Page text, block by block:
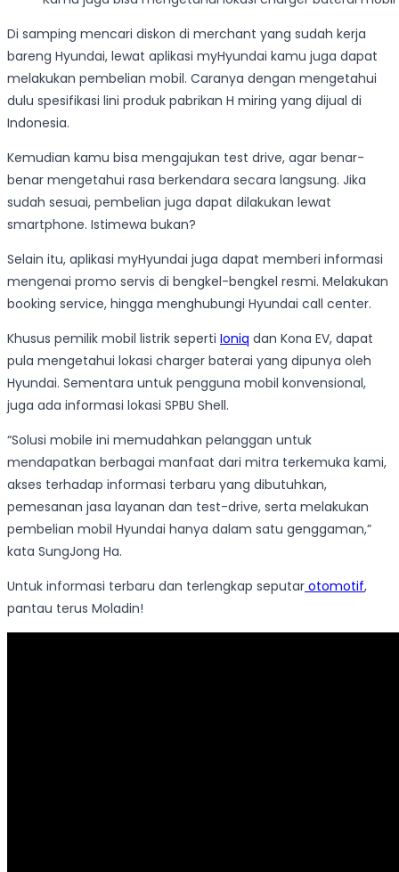
Di samping mencari diskon di merchant yang sudah kerja
bareng Hyundai, lewat aplikasi myHyundai kamu juga dapat
melakukan pembelian mobil. Caranya dengan mengetahui
dulu spesifikasi lini produk pabrikan H miring yang dijual di
Indonesia.
Kemudian kamu bisa mengajukan test drive, agar benar-
benar mengetahui rasa berkendara secara langsung. Jika
sudah sesuai, pembelian juga dapat dilakukan lewat
smartphone. Istimewa bukan?
Selain itu, aplikasi myHyundai juga dapat memberi informasi
mengenai promo servis di bengkel-bengkel resmi. Melakukan
booking service, hingga menghubungi Hyundai call center.
Khusus pemilik mobil listrik seperti Ioniq dan Kona EV, dapat
pula mengetahui lokasi charger baterai yang dipunya oleh
Hyundai. Sementara untuk pengguna mobil konvensional,
juga ada informasi lokasi SPBU Shell.
“Solusi mobile ini memudahkan pelanggan untuk
mendapatkan berbagai manfaat dari mitra terkemuka kami,
akses terhadap informasi terbaru yang dibutuhkan,
pemesanan jasa layanan dan test-drive, serta melakukan
pembelian mobil Hyundai hanya dalam satu genggaman,”
kata SungJong Ha.
Untuk informasi terbaru dan terlengkap seputar otomotif,
pantau terus Moladin!